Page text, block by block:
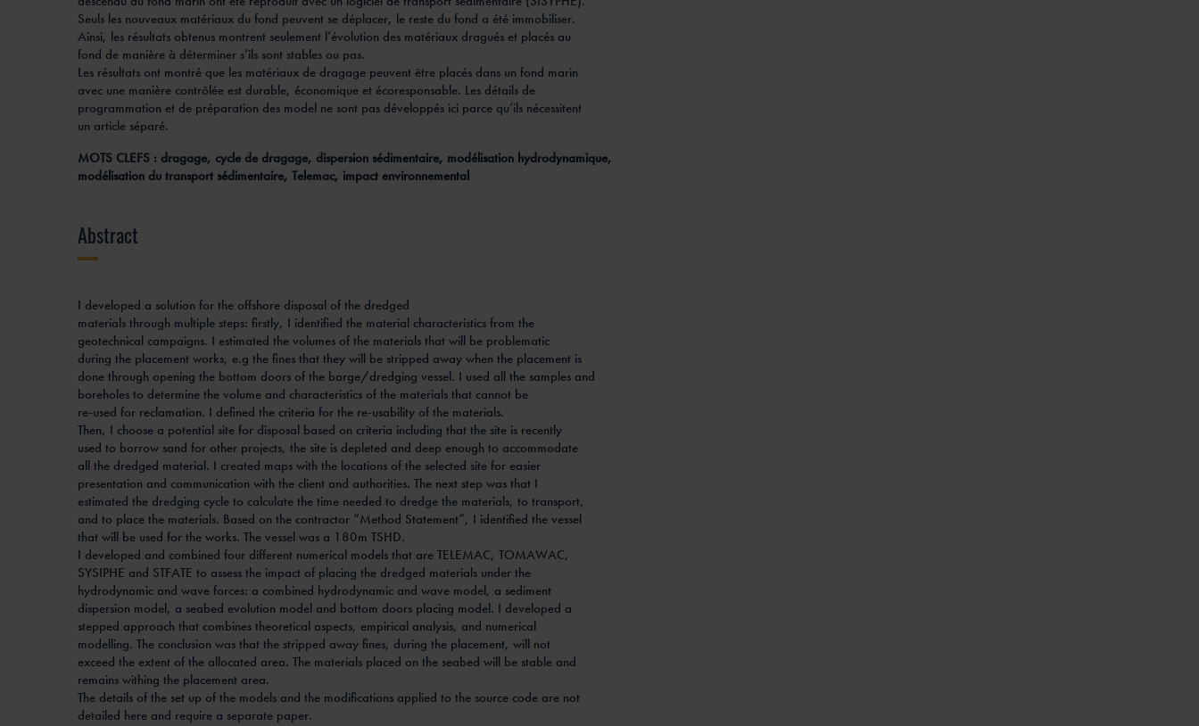
Seuls les nouveaux matériaux du fond peuvent se déplacer, le reste du fond a été immobiliser.
Ainsi, les résultats obtenus montrent seulement l’évolution des matériaux dragués et placés au
fond de manière à déterminer s’ils sont stables ou pas.
Les résultats ont montré que les matériaux de dragage peuvent être placés dans un fond marin
avec une manière contrôlée est durable, économique et écoresponsable. Les détails de
programmation et de préparation des model ne sont pas développés ici parce qu’ils nécessitent
un article séparé.
MOTS CLEFS : dragage, cycle de dragage, dispersion sédimentaire, modélisation hydrodynamique,
modélisation du transport sédimentaire, Telemac, impact environnemental
Abstract
I developed a solution for the offshore disposal of the dredged
materials through multiple steps: firstly, I identified the material characteristics from the
geotechnical campaigns. I estimated the volumes of the materials that will be problematic
during the placement works, e.g the fines that they will be stripped away when the placement is
done through opening the bottom doors of the barge/dredging vessel. I used all the samples and
boreholes to determine the volume and characteristics of the materials that cannot be
re-used for reclamation. I defined the criteria for the re-usability of the materials.
Then, I choose a potential site for disposal based on criteria including that the site is recently
used to borrow sand for other projects, the site is depleted and deep enough to accommodate
all the dredged material. I created maps with the locations of the selected site for easier
presentation and communication with the client and authorities. The next step was that I
estimated the dredging cycle to calculate the time needed to dredge the materials, to transport,
and to place the materials. Based on the contractor “Method Statement”, I identified the vessel
that will be used for the works. The vessel was a 180m TSHD.
I developed and combined four different numerical models that are TELEMAC, TOMAWAC,
SYSIPHE and STFATE to assess the impact of placing the dredged materials under the
hydrodynamic and wave forces: a combined hydrodynamic and wave model, a sediment
dispersion model, a seabed evolution model and bottom doors placing model. I developed a
stepped approach that combines theoretical aspects, empirical analysis, and numerical
modelling. The conclusion was that the stripped away fines, during the placement, will not
exceed the extent of the allocated area. The materials placed on the seabed will be stable and
remains withing the placement area.
The details of the set up of the models and the modifications applied to the source code are not
detailed here and require a separate paper.